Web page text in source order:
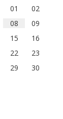
01
02
08
09
15
16
22
23
29
30